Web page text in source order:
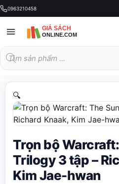
0963210458
kiếm
sản
🔍
Trọn bộ
Trilogy 3 tập –
Kim Jae-hwan